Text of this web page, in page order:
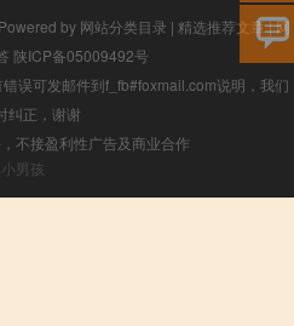
Powered by 网站分类目录 | 精选推荐文章|网
陕ICP备05009492号
误可发邮件到f_fb#foxmail.com说明，我们
纠正，谢谢
不接盈利性广告及商业合作
小男孩